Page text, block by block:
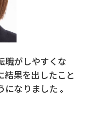
職がしやすくな
結果を出したこと
なりました 。